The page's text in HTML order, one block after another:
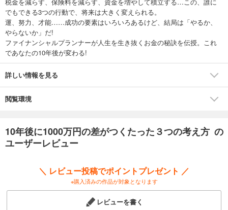
でもできる3つの行動で、将来は大きく変えられる。
運、努力、才能……成功の要素はいろいろあるけど、結局は「やるか、
やらないか」だ!
ファイナンシャルプランナーが人生を生き抜くお金の秘訣を伝授。これ
であなたの10年後が変わる!
詳しい情報を見る
閲覧環境
10年後に1000万円の差がつくたった３つの考え方 の
ユーザーレビュー
＼ レビュー投稿でポイントプレゼント ／
※購入済みの作品が対象となります
レビューを書く